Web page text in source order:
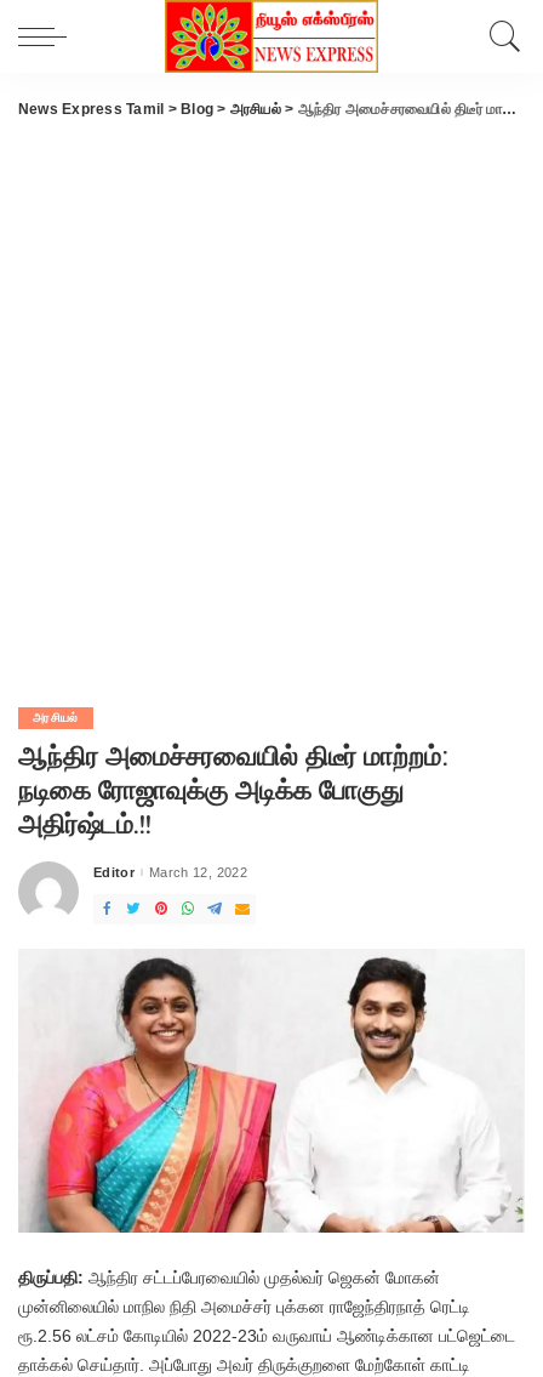
News Express Tamil > Blog > அரசியல்> ஆந்திர அமைச்சரவையில் திடீர் மாற்றம்: நடிகை ரோஜாவுக்கு அடிக்க போகுது அதிர்ஷ்டம்.!!
அரசியல்
ஆந்திர அமைச்சரவையில் திடீர் மாற்றம்:
நடிகை ரோஜாவுக்கு அடிக்க போகுது
அதிர்ஷ்டம்.!!
Posted
Editor March 12, 2022
திருப்பதி: ஆந்திர சட்டப்பேரவையில் முதல்வர் ஜெகன் மோகன்
முன்னிலையில் மாநில நிதி அமைச்சர் புக்கன ராஜேந்திரநாத் ரெட்டி
ரூ.2.56 லட்சம் கோடியில் 2022-23ம் வருவாய் ஆண்டிக்கான பட்ஜெட்டை
தாக்கல் செய்தார். அப்போது அவர் திருக்குறளை மேற்கோள் காட்டி